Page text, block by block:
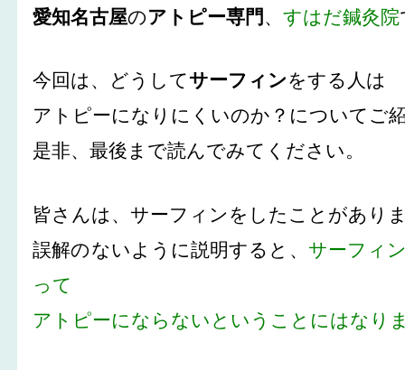
愛知名古屋のアトピー専門 、すはだ鍼灸院
今回は、どうしてサーフィンをする人は
アトピーになりにくいのか？についてご
是非、最後まで読んでみてください。
皆さんは、サーフィンをしたことがあり
誤解のないように説明すると、 サーフィ
って
アトピーにならないということにはなり